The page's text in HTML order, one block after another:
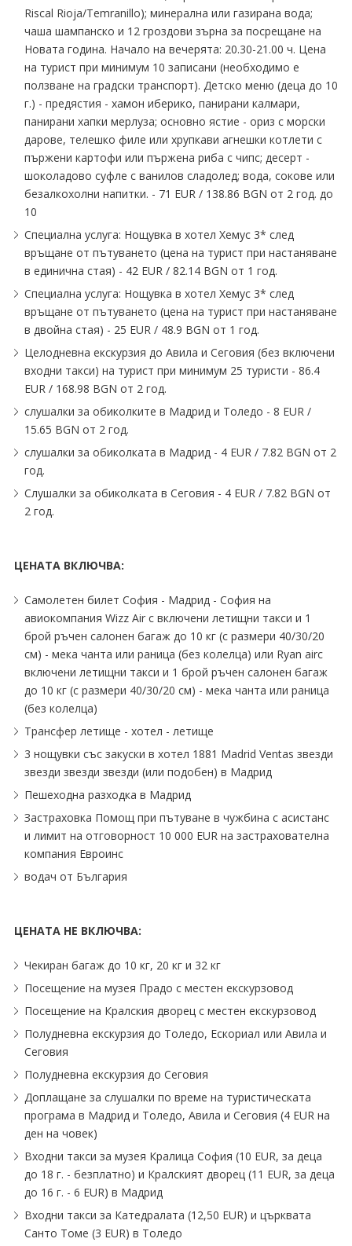
Riscal Rioja∕Temranillо); минерална или газирана вода;
чаша шампанско и 12 гроздови зърна за посрещане на
Новата година. Начало на вечерята: 20.30-21.00 ч. Цена
на турист при минимум 10 записани (необходимо е
ползване на градски транспорт). Детско меню (деца до 10
г.) - предястия - хамон иберико, панирани калмари,
панирани хапки мерлуза; основно ястие - ориз с морски
дарове, телешко филе или хрупкави агнешки котлети с
пържени картофи или пържена риба с чипс; десерт -
шоколадово суфле с ванилов сладолед; вода, сокове или
безалкохолни напитки. - 71 EUR ∕ 138.86 BGN от 2 год. до
10
Специална услуга: Нощувка в хотел Хемус 3* след
връщане от пътуването (цена на турист при настаняване
в единична стая) - 42 EUR ∕ 82.14 BGN от 1 год.
Специална услуга: Нощувка в хотел Хемус 3* след
връщане от пътуването (цена на турист при настаняване
в двойна стая) - 25 EUR ∕ 48.9 BGN от 1 год.
Целодневна екскурзия до Авила и Сеговия (без включени
входни такси) на турист при минимум 25 туристи - 86.4
EUR ∕ 168.98 BGN от 2 год.
слушалки за обиколките в Мадрид и Толедо - 8 EUR ∕
15.65 BGN от 2 год.
слушалки за обиколката в Мадрид - 4 EUR ∕ 7.82 BGN от 2
год.
Слушалки за обиколката в Сеговия - 4 EUR ∕ 7.82 BGN от
2 год.
ЦЕНАТА ВКЛЮЧВА:
Самолетен билет София - Мадрид - София на
авиокомпания Wizz Air с включени летищни такси и 1
брой ръчен салонен багаж до 10 кг (с размери 40∕30∕20
см) - мека чанта или раница (без колелца) или Ryan airс
включени летищни такси и 1 брой ръчен салонен багаж
до 10 кг (с размери 40∕30∕20 см) - мека чанта или раница
(без колелца)
Трансфер летище - хотел - летище
3 нощувки със закуски в хотел 1881 Madrid Ventas звезди
звезди звезди звезди (или подобен) в Мадрид
Пешеходна разходка в Мадрид
Застраховка Помощ при пътуване в чужбина с асистанс
и лимит на отговорност 10 000 EUR на застрахователна
компания Евроинс
водач от България
ЦЕНАТА НЕ ВКЛЮЧВА:
Чекиран багаж до 10 кг, 20 кг и 32 кг
Посещение на музея Прадо с местен екскурзовод
Посещение на Кралския дворец с местен екскурзовод
Полудневна екскурзия до Толедо, Ескориал или Авила и
Сеговия
Полудневна екскурзия до Сеговия
Доплащане за слушалки по време на туристическата
програма в Мадрид и Толедо, Авила и Сеговия (4 EUR на
ден на човек)
Входни такси за музея Кралица София (10 EUR, за деца
до 18 г. - безплатно) и Кралският дворец (11 EUR, за деца
до 16 г. - 6 EUR) в Мадрид
Входни такси за Катедралата (12,50 EUR) и църквата
Санто Томе (3 EUR) в Толедо